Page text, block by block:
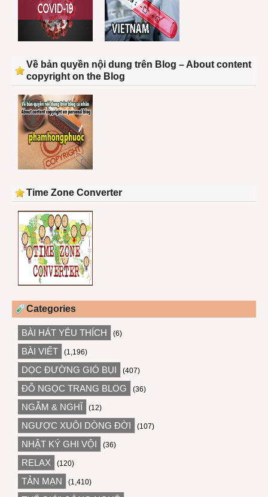
Về bản quyền nội dung trên Blog – About content
copyright on the Blog
Time Zone Converter
Categories
BÀI HÁT YÊU THÍCH (6)
BÀI VIẾT (1,196)
DỌC ĐƯỜNG GIÓ BỤI (407)
ĐỖ NGỌC TRANG BLOG (36)
NGẪM & NGHĨ (12)
NGƯỢC XUÔI DÒNG ĐỜI (107)
NHẬT KÝ GHI VỘI (36)
RELAX (120)
TẢN MẠN (1,410)